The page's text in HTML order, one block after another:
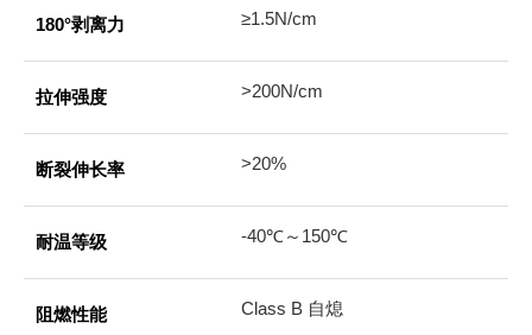
180°剥离力 ≥1.5N/cm
拉伸强度 >200N/cm
断裂伸长率 >20%
耐温等级 -40℃～150℃
阻燃性能 Class B 自熄